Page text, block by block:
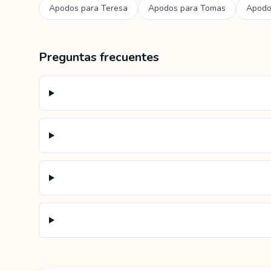
Apodos para Teresa Apodos para Tomas
Preguntas frecuentes